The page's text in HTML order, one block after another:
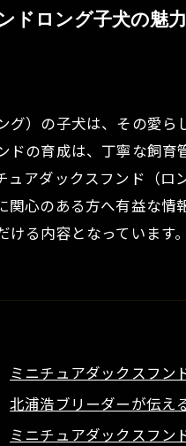
ドロング子犬の魅
グ）の子犬は、その愛
ドの育成は、丁寧な飼
ュアダックスフンド（
関心のある方へ有益な
る内容となっています。
ミニチュアダックスフン
北浦浩ブリーダーが伝え
ミニチュアダックスフン